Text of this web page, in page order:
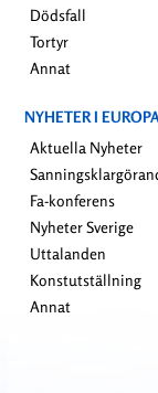
Dödsfall
Tortyr
Annat
NYHETER I
Aktuella Nyheter
Fa-konferens
Nyheter Sverige
Uttalanden
Konstutställning
Annat